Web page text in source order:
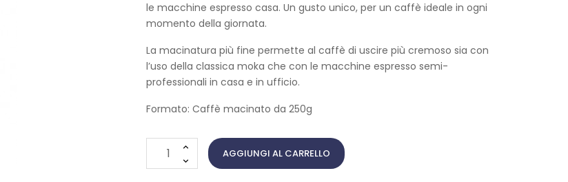
le macchine espresso casa. Un gusto unico, per un caffè ideale in ogni
momento della giornata.
La macinatura più fine permette al caffè di uscire più cremoso sia con
l’uso della classica moka che con le macchine espresso semi-
professionali in casa e in ufficio.
Formato: Caffè macinato da 250g
AGGIUNGI AL CARRELLO